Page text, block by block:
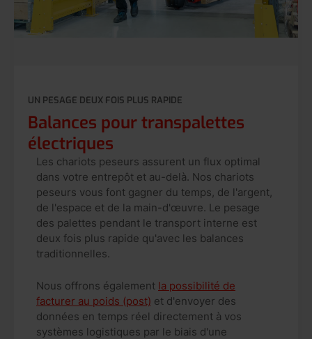
UN PESAGE DEUX FOIS PLUS RAPIDE
Balances pour transpalettes
électriques
Les chariots peseurs assurent un flux optimal
dans votre entrepôt et au-delà. Nos chariots
peseurs vous font gagner du temps, de l'argent,
de l'espace et de la main-d'œuvre. Le pesage
des palettes pendant le transport interne est
deux fois plus rapide qu'avec les balances
traditionnelles.
Nous offrons également la possibilité de
facturer au poids (post) et d'envoyer des
données en temps réel directement à vos
systèmes logistiques par le biais d'une